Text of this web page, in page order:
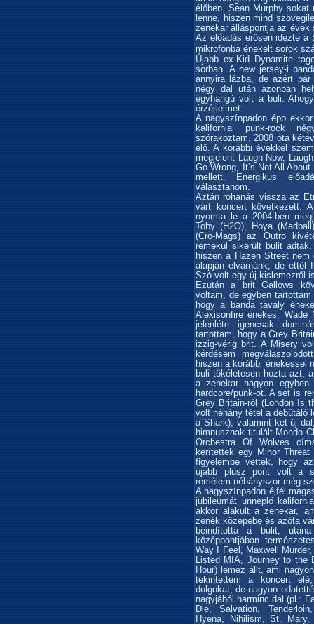
élőben. Sean Murphy
lenne, hiszen mind
zenekar álláspontja az
Az előadás erősen idézte a
mikrofonba énekelt sorok
Újabb ex-Kid Dynamite
sorban. A new jersey-i
annyira lázba, de azért
négy dal után azonban
egyhangú volt a buli.
érzéseimet.
A nagyszínpadon épp
kaliforniai punk-rock
szórakoztam, 2008 óta
elő. A korábbi évekkel
megjelent Laugh Now,
Go Wrong, It’s Not All
mellett. Energikus
választanom.
Aztán rohanás vissza az
várt koncert következett.
nyomta le a 2004-ben
Toby (H2O), Hoya
(Cro-Mags) az Outro
remekül sikerült bulit
hiszen a Hazen Street
alapján elvárnánk, de ettől
Szó volt egy új kislemezről
Ezután a brit Gallows
voltam, de egyben
hogy a banda tavaly
Alexisonfire énekes,
jelenléte igencsak
tartottam, hogy a Grey
izzig-vérig brit. A Misery
kérdésem
hiszen a korábbi énekessel
buli tökéletesen hozta azt,
a zenekar nagyon
hardcore/punk-ot. A set is
Grey Britain-ról (London Is
volt néhány tétel a debütáló
a Shark), valamint két új
himnusznak titulált Mondo
Orchestra Of Wolves
kerítettek egy Minor
figyelembe vették, hogy
újabb plusz pont volt a
remélem néhányszor még
A nagyszínpadon éjfél
jubileumát ünneplő
akkor alakult a zenekar,
zenék közepébe és azóta
beindította a bulit,
középpontjában
Way I Feel, Maxwell
Listed MIA, Journey to
Hour) lemez állt, ami
tekintettem a koncert
dolgokat, de nagyon
nagyjából harminc dal (pl.:
Die, Salvation,
Hyena, Nihilism, St.